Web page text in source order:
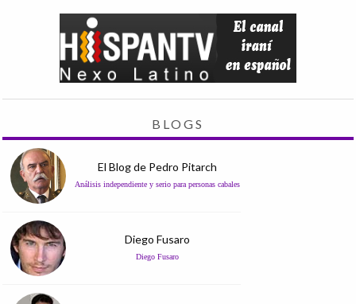
BLOGS
El Blog de Pedro Pitarch
Análisis independiente y serio para personas cabales
Diego Fusaro
Diego Fusaro